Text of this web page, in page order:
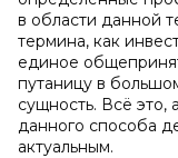
в области данной
термина, как
единое
путаницу в
сущность. Всё это,
данного способа
актуальным.